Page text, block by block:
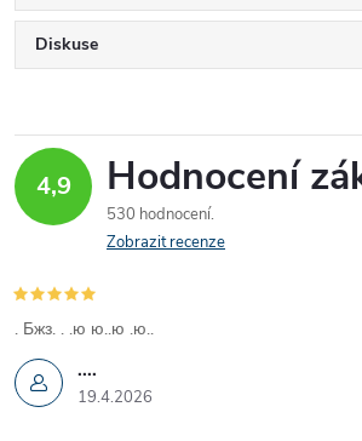
Diskuse
4,9 Hodnocení
530 hodnocení
Zobrazit recenze
....
19.4.2026
. Бжз. . .ю ю..ю .ю..